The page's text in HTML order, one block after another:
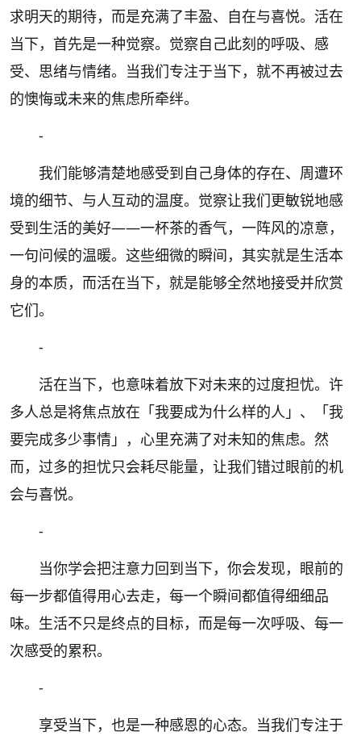
求明天的期待，而是充满了丰盈、自在与喜悦。活在
当下，首先是一种觉察。觉察自己此刻的呼吸、感
受、思绪与情绪。当我们专注于当下，就不再被过去
的懊悔或未来的焦虑所牵绊。
-
我们能够清楚地感受到自己身体的存在、周遭环
境的细节、与人互动的温度。觉察让我们更敏锐地感
受到生活的美好——一杯茶的香气，一阵风的凉意，
一句问候的温暖。这些细微的瞬间，其实就是生活本
身的本质，而活在当下，就是能够全然地接受并欣赏
它们。
-
活在当下，也意味着放下对未来的过度担忧。许
多人总是将焦点放在「我要成为什么样的人」、「我
要完成多少事情」，心里充满了对未知的焦虑。然
而，过多的担忧只会耗尽能量，让我们错过眼前的机
会与喜悦。
-
当你学会把注意力回到当下，你会发现，眼前的
每一步都值得用心去走，每一个瞬间都值得细细品
味。生活不只是终点的目标，而是每一次呼吸、每一
次感受的累积。
-
享受当下，也是一种感恩的心态。当我们专注于